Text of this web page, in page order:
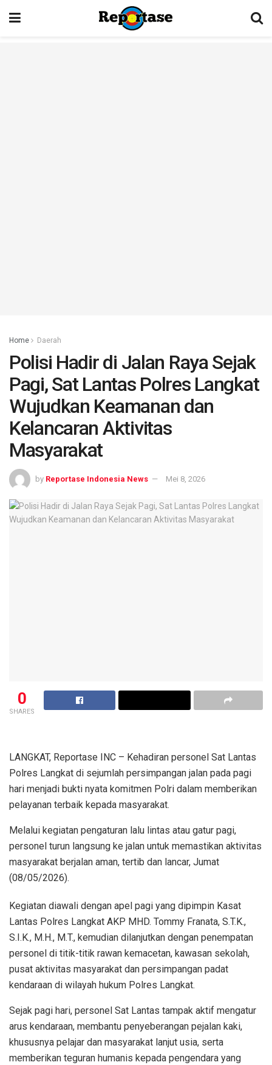
Home Daerah
Polisi Hadir di Jalan Raya Sejak
Pagi, Sat Lantas Polres Langkat
Wujudkan Keamanan dan
Kelancaran Aktivitas
Masyarakat
by Reportase Indonesia News Mei 8, 2026
0
SHARES
LANGKAT, Reportase INC – Kehadiran personel Sat Lantas
Polres Langkat di sejumlah persimpangan jalan pada pagi
hari menjadi bukti nyata komitmen Polri dalam memberikan
pelayanan terbaik kepada masyarakat.
Melalui kegiatan pengaturan lalu lintas atau gatur pagi,
personel turun langsung ke jalan untuk memastikan aktivitas
masyarakat berjalan aman, tertib dan lancar, Jumat
(08/05/2026).
Kegiatan diawali dengan apel pagi yang dipimpin Kasat
Lantas Polres Langkat AKP MHD. Tommy Franata, S.T.K.,
S.I.K., M.H., M.T., kemudian dilanjutkan dengan penempatan
personel di titik-titik rawan kemacetan, kawasan sekolah,
pusat aktivitas masyarakat dan persimpangan padat
kendaraan di wilayah hukum Polres Langkat.
Sejak pagi hari, personel Sat Lantas tampak aktif mengatur
arus kendaraan, membantu penyeberangan pejalan kaki,
khususnya pelajar dan masyarakat lanjut usia, serta
memberikan teguran humanis kepada pengendara yang